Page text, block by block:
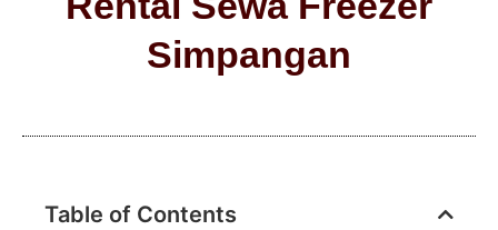
Simpangan
Table of Contents